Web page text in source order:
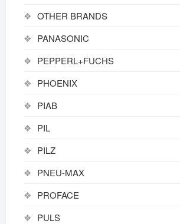
OTHER BRANDS
PANASONIC
PEPPERL+FUCHS
PHOENIX
PIAB
PIL
PILZ
PNEU-MAX
PROFACE
PULS